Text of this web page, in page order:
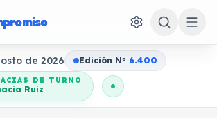
de 2026 Edición No 6.400
DE TURNO
Ruiz